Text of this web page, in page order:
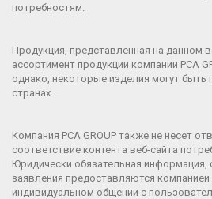
потребностям.
Продукция, представленная на данном
ассортимент продукции компании PCA
однако, некоторые изделия могут быть
странах.
Компания PCA GROUP также не несет
соответствие контента веб-сайта
Юридически обязательная
заявления предоставляются компанией
индивидуальном общении с